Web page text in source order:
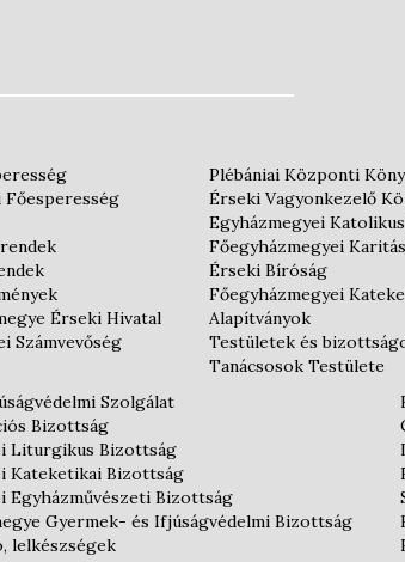
Főesperesség
Érseki Hivatal
Számvevőség
Plébániai Központi
Érseki Vagyonkezelő
Egyházmegyei
Főegyházmegyei
Érseki Bíróság
Főegyházmegyei
Alapítványok
Testületek és
Tanácsosok Testülete
Szolgálat
Bizottság
Liturgikus Bizottság
Kateketikai Bizottság
Egyházművészeti Bizottság
Gyermek- és Ifjúságvédelmi Bizottság
lelkészségek